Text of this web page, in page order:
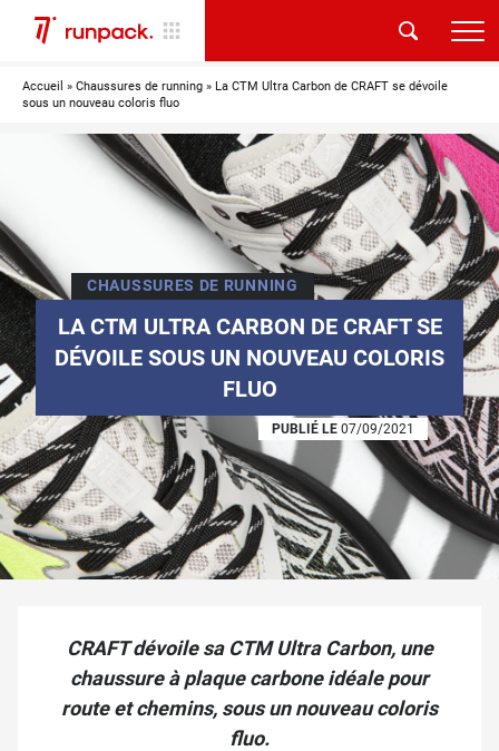
Accueil » Chaussures de running » La CTM Ultra Carbon de CRAFT se dévoile
sous un nouveau coloris fluo
CHAUSSURES DE RUNNING
LA CTM ULTRA CARBON DE CRAFT SE
DÉVOILE SOUS UN NOUVEAU COLORIS
FLUO
PUBLIÉ LE 07/09/2021
CRAFT dévoile sa CTM Ultra Carbon, une
chaussure à plaque carbone idéale pour
route et chemins, sous un nouveau coloris
fluo.